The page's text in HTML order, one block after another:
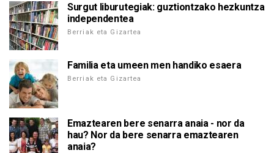
Surgut liburutegiak: guztiontzako hezkuntza
independentea
Berriak eta Gizartea
Familia eta umeen men handiko esaera
Berriak eta Gizartea
Emaztearen bere senarra anaia - nor da
hau? Nor da bere senarra emaztearen
anaia?